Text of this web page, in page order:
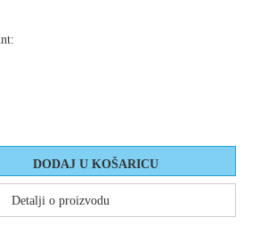
Detalji o proizvodu